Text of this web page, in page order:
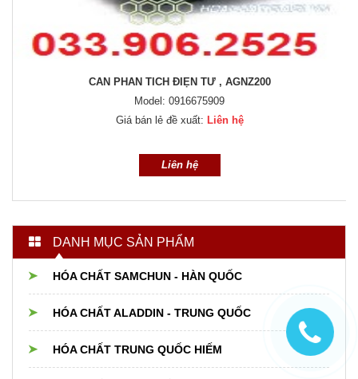
CÂN KỸ THUẬT SPS202F
Model: 0916675909
Giá bán lẻ đề xuất:Liên hệ
Liên hệ
DANH MỤC SẢN PHẨM
HÓA CHẤT SAMCHUN - HÀN QUỐC
HÓA CHẤT ALADDIN - TRUNG QUỐC
HÓA CHẤT TRUNG QUỐC HIẾM